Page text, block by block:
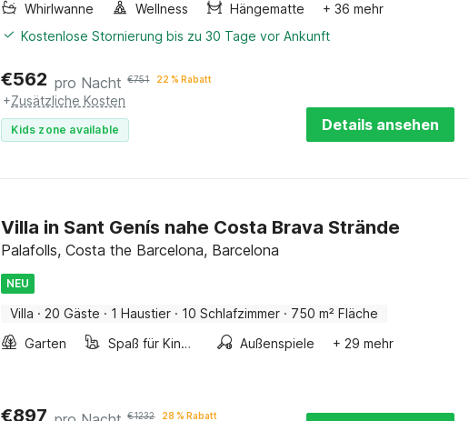
Whirlwanne
Wellness Hängematte
+ 36 mehr
Kostenlose Stornierung bis zu 30 Tage vor Ankunft
€562 pro Nacht €751 22 % Rabatt
+Zusätzliche Kosten
Kids zone available Details ansehen
Villa in Sant Genís nahe Costa Brava Strände
Palafolls, Costa the Barcelona, Barcelona
NEU
Villa · 20 Gäste · 1 Haustier · 10 Schlafzimmer · 750 m² Fläche
Garten
Spaß für Kinder Außenspiele + 29 mehr
€897 €1232 28 % Rabatt